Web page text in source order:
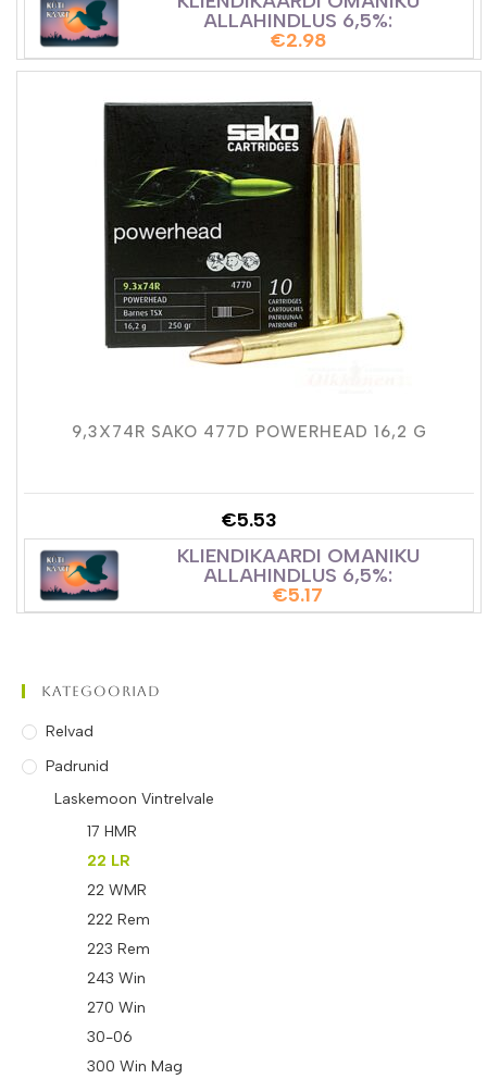
ALLAHINDLUS 6,5%:
€2.98
9,3X74R SAKO 477D POWERHEAD 16,2 G
€5.53
KLIENDIKAARDI OMANIKU
ALLAHINDLUS 6,5%:
€5.17
Kategooriad
Relvad
Padrunid
Laskemoon Vintrelvale
17 HMR
22 LR
22 WMR
222 Rem
223 Rem
243 Win
270 Win
30-06
300 Win Mag